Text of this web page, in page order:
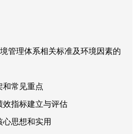
管理体系相关标准及环境因素的
和常见重点
效指标建立与评估
思想和实用